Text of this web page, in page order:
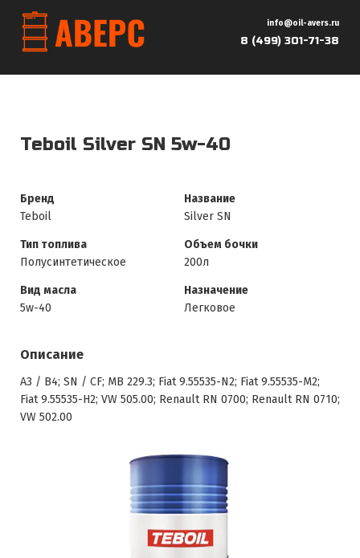
info@oil-avers.ru
8 (499) 301-71-38
Teboil Silver SN 5w-40
Бренд
Teboil
Название
Silver SN
Тип топлива
Полусинтетическое
Объем бочки
200л
Вид масла
5w-40
Назначение
Легковое
Описание
A3 / B4; SN / CF; MB 229.3; Fiat 9.55535-N2; Fiat 9.55535-M2;
Fiat 9.55535-H2; VW 505.00; Renault RN 0700; Renault RN 0710;
VW 502.00